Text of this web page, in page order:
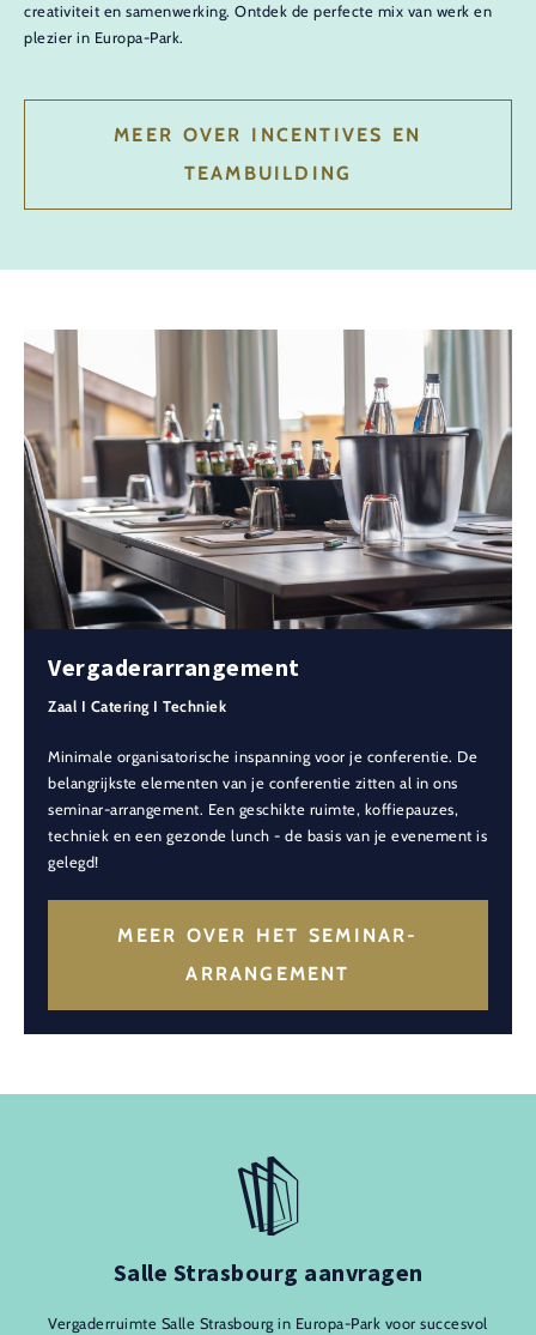
creativiteit en samenwerking. Ontdek de perfecte mix van werk en
plezier in Europa-Park.
MEER OVER INCENTIVES EN
TEAMBUILDING
Vergaderarrangement
Zaal I Catering I Techniek
Minimale organisatorische inspanning voor je conferentie. De
belangrijkste elementen van je conferentie zitten al in ons
seminar-arrangement. Een geschikte ruimte, koffiepauzes,
techniek en een gezonde lunch - de basis van je evenement is
gelegd!
MEER OVER HET SEMINAR-
ARRANGEMENT
Salle Strasbourg aanvragen
Vergaderruimte Salle Strasbourg in Europa-Park voor succesvol